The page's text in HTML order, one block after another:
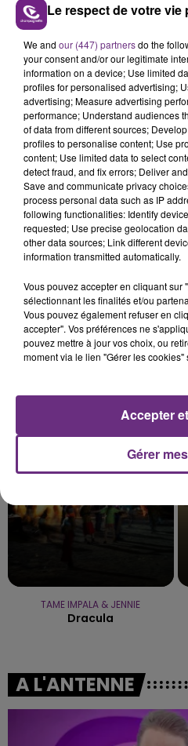
7 août 2026
LA CENTRALE
TOUJOURS À L'ARRÊT
Cela fait déjà une
nucléaire ardennaise est
justifiée par la sécheresse
présente.
7 août 2026
LE MAGASIN
SES PORTES
C'était l'une des
rémois. Le magasin
TITRES DIFFUSÉS
TAME IMPALA & JENNIE
Dracula
A L'ANTENNE
Le respect de votre
We and our (447) partnersdo the
your consent and/or our legitimate
information on a device; Use limited
profiles for personalised advertising;
advertising; Measure advertising
performance; Understand audiences
of data from different sources;
profiles to personalise content; Use
content; Use limited data to select
detect fraud, and fix errors; Deliver
Save and communicate privacy
process personal data such as IP
following functionalities: Identify
requested; Use precise geolocation
other data sources; Link different
information transmitted automatically.
Vous pouvez accepter en cliquant sur
sélectionnant les finalités et/ou
Vous pouvez également refuser en
accepter". Vos préférences ne
pouvez mettre à jour vos choix, ou
moment via le lien "Gérer les
Gérer
Accepter